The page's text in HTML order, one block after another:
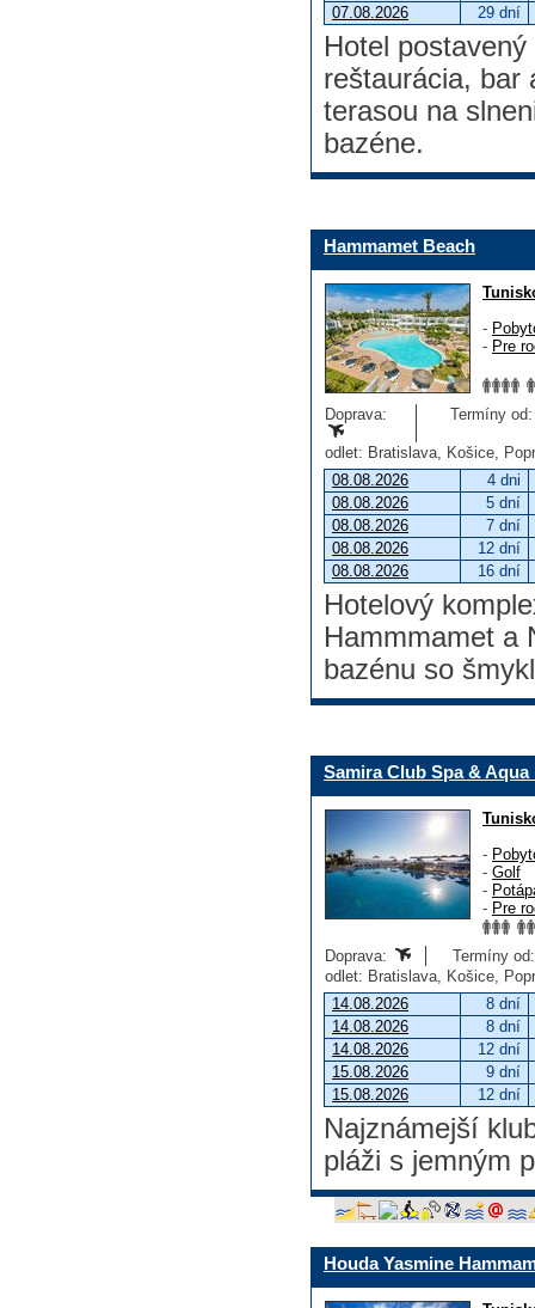
07.08.2026
29 dní
Hotel
reštaurácia, bar
terasou na
bazéne.
Hammamet Beach
-
- Pre
Doprava: Termíny
odlet: Bratislava, Košice,
08.08.2026
4 dni
08.08.2026
5 dní
08.08.2026
7 dní
08.08.2026
12 dní
08.08.2026
16 dní
Hotelový
Hammmamet a
bazénu so
Samira Club Spa & Aqua
-
- Golf
-
- Pre
Doprava:
Termíny
odlet: Bratislava, Košice,
14.08.2026
8 dní
14.08.2026
8 dní
14.08.2026
12 dní
15.08.2026
9 dní
15.08.2026
12 dní
Najznámejší
pláži s jemným
Houda Yasmine